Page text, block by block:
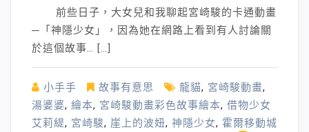
前些日子，大女兒和我聊起宮崎駿的卡通動畫
─「神隱少女」，因為她在網路上看到有人討論關
於這個故事… […]
小手手 故事有意思 龍貓, 宮崎駿動畫,
湯婆婆, 繪本, 宮崎駿動畫彩色故事繪本, 借物少女
艾莉緹, 宮崎駿, 崖上的波妞, 神隱少女, 霍爾移動城